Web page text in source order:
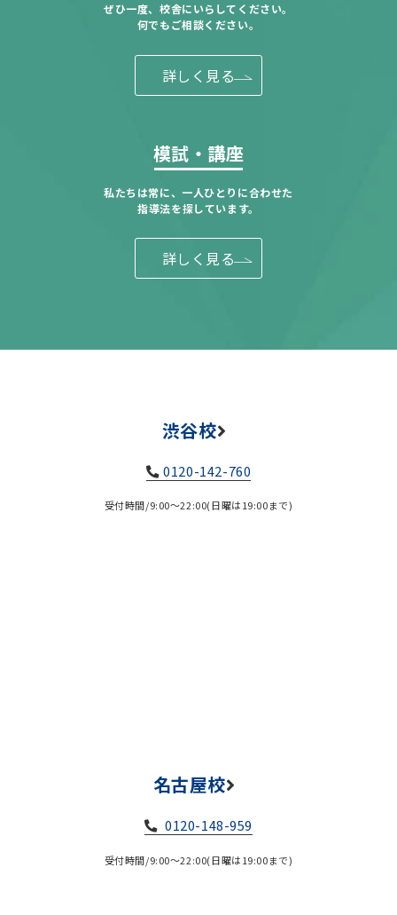
ぜひ一度、校舎にいらしてください。
何でもご相談ください。
詳しく見る
模試・講座
私たちは常に、一人ひとりに合わせた
指導法を探しています。
詳しく見る
渋谷校
0120-142-760
受付時間/9:00～22:00(日曜は19:00まで)
名古屋校
0120-148-959
受付時間/9:00～22:00(日曜は19:00まで)